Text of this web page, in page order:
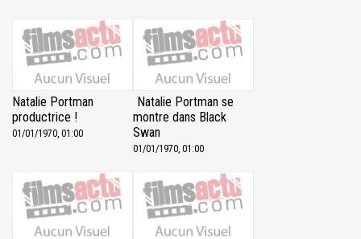
Natalie Portman
productrice !
01/01/1970, 01:00
Natalie Portman se
montre dans Black
Swan
01/01/1970, 01:00